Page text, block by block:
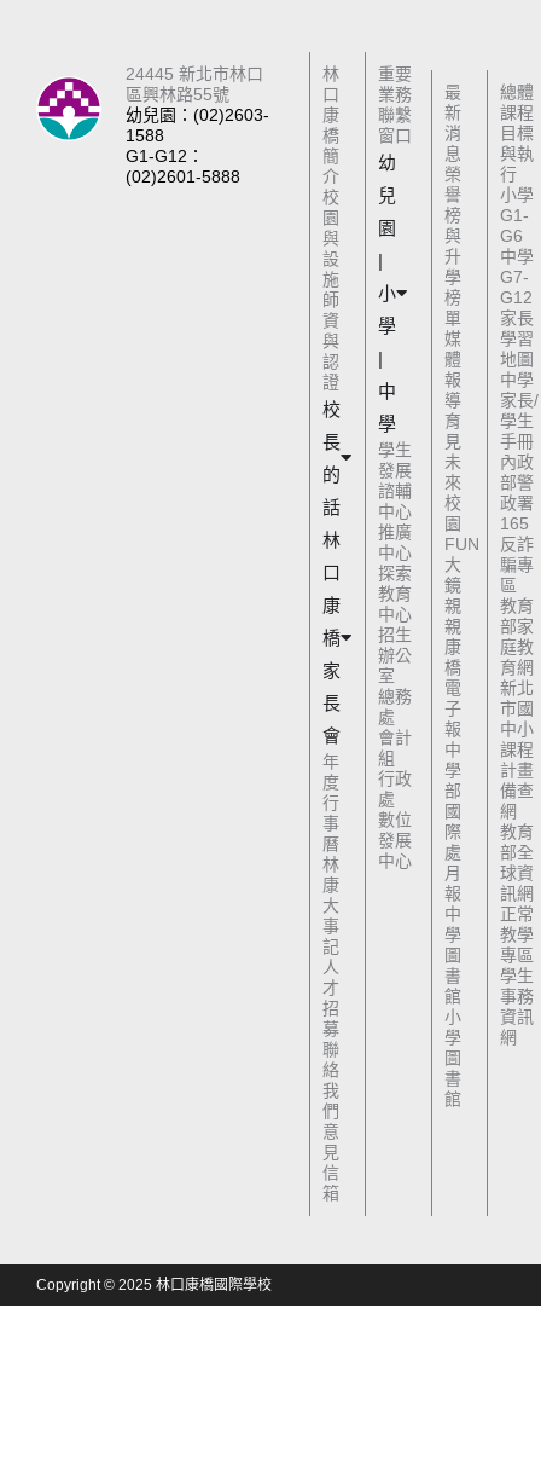
24445 新北市林口
區興林路55號
幼兒園：(02)2603-
1588
G1-G12：
(02)2601-5888
林
口
康
橋
簡
介
校
園
與
設
施
師
資
與
認
證
校
長
的
話
林
口
康
橋
家
長
會
年
度
行
事
曆
林
康
大
事
記
人
才
招
募
聯
絡
我
們
意
見
信
箱
重要
業務
聯繫
窗口
幼
兒
園
|
小
學
|
中
學
學生
發展
諮輔
中心
推廣
中心
探索
教育
中心
招生
辦公
室
總務
處
會計
組
行政
處
數位
發展
中心
最
新
消
息
榮
譽
榜
與
升
學
榜
單
媒
體
報
導
育
見
未
來
校
園
FUN
大
鏡
親
親
康
橋
電
子
報
中
學
部
國
際
處
月
報
中
學
圖
書
館
小
學
圖
書
館
總體
課程
目標
與執
行
小學
G1-
G6
中學
G7-
G12
家長
學習
地圖
中學
家長/
學生
手冊
內政
部警
政署
165
反詐
騙專
區
教育
部家
庭教
育網
新北
市國
中小
課程
計畫
備查
網
教育
部全
球資
訊網
正常
教學
專區
學生
事務
資訊
網
Copyright © 2025 林口康橋國際學校